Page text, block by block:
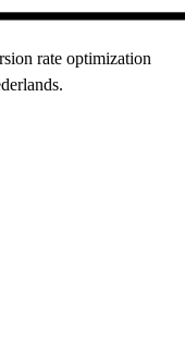
rate optimization